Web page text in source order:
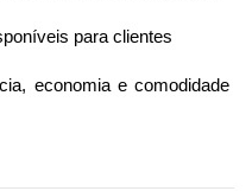
para clientes
economia e comodidade